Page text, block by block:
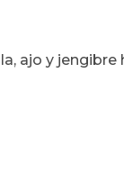
ajo y